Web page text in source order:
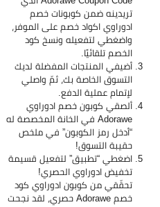
تريدينه ضمن كوبونات خصم
ادوراوي اكواد خصم على الموفر،
واضغطي لتفعيله ونسخ كود
الخصم تلقائيًا.
أضيفي المنتجات المفضلة لديك
التسوق الخاصة بك، ثمّ واصلي
لإتمام عملية الدفع.
ألصقي كوبون خصم ادوراوي
Adorawe في الخانة المخصصة له
“أدخل رمز الكوبون” في ملخص
حقيبة التسوق!
اضغطي “تطبيق” لتفعيل قسيمة
تخفيض ادوراوي الحصري!
تحقّقي من كوبون ادوراوي كود
خصم Adorawe حصري، لقد نجحت